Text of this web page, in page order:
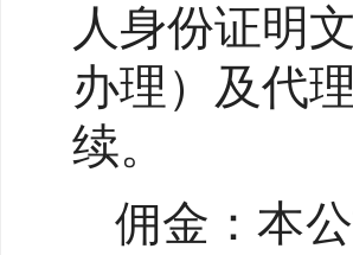
人身份证明
办理）及代
续。
佣金：本